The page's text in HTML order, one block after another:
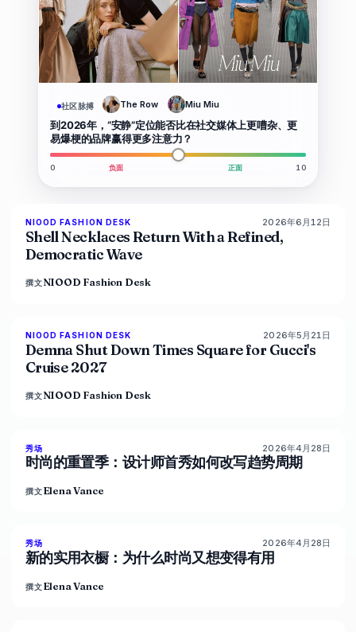
社区脉搏 The Row Miu Miu
到2026年，“安静”定位能否比在社交媒体上更嘈杂、更
易爆梗的品牌赢得更多注意力？
0 负面 正面 10
LIVE BRIEF
NIOOD FASHION DESK 2026年6月12日
Shell Necklaces Return With a Refined,
Democratic Wave
撰文NIOOD Fashion Desk
LIVE BRIEF
NIOOD FASHION DESK 2026年5月21日
Demna Shut Down Times Square for Gucci's
Cruise 2027
撰文NIOOD Fashion Desk
88% 72
秀场 2026年4月28日
时尚的重置季：设计师首秀如何改写趋势周期
撰文Elena Vance
87% 67
秀场 2026年4月28日
新的实用衣橱：为什么时尚又想变得有用
撰文Elena Vance